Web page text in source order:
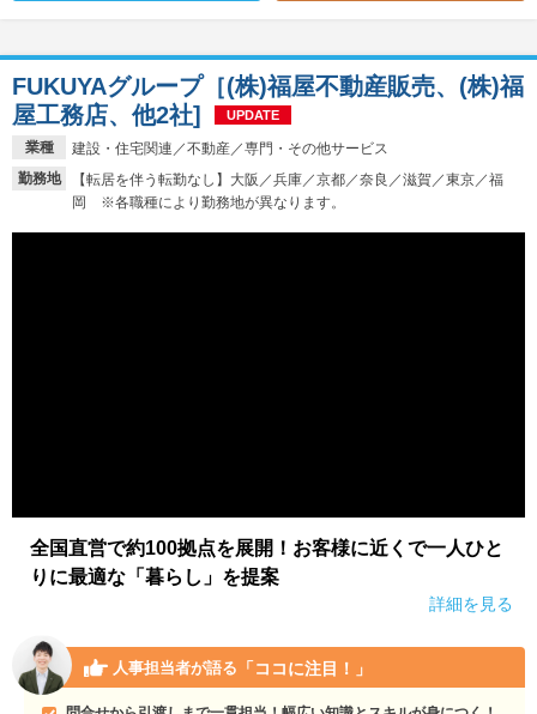
業種
建設・住宅関連／不動産／専門・その他サービス
勤務地
【転居を伴う転勤なし】大阪／兵庫／京都／奈良／滋賀／東京／福
岡 ※各職種により勤務地が異なります。
FUKUYAグループ［(株)福屋不動産販売、(株)福
屋工務店、他2社]
UPDATE
全国直営で約100拠点を展開！お客様に近くで一人ひと
りに最適な「暮らし」を提案
詳細を見る
人事担当者が語る 「ココに注目！」